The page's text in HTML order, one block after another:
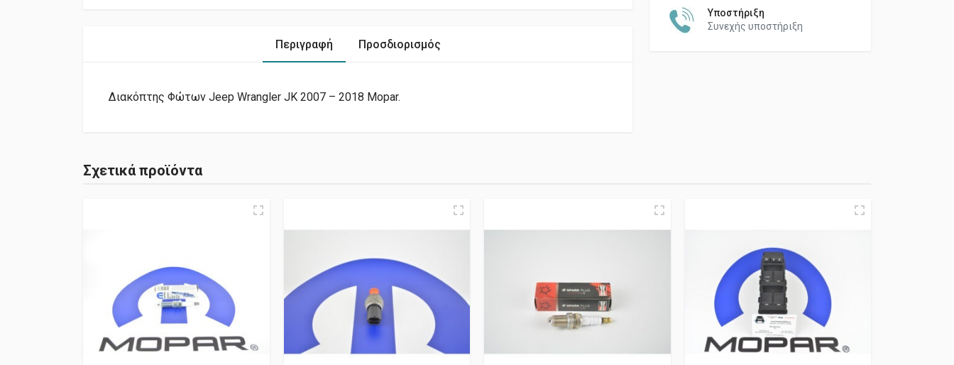
Υποστήριξη
Συνεχής υποστήριξη
Περιγραφή Προσδιορισμός
Διακόπτης Φώτων Jeep Wrangler JK 2007 – 2018 Mopar.
Σχετικά προϊόντα